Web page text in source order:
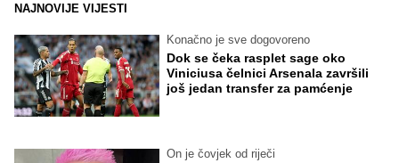
NAJNOVIJE VIJESTI
Konačno je sve dogovoreno
Dok se čeka rasplet sage oko
Viniciusa čelnici Arsenala završili
još jedan transfer za pamćenje
On je čovjek od riječi